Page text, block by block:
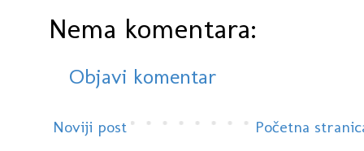
Nema komentara:
Objavi komentar
Noviji post Početna